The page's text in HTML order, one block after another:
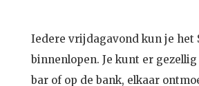
Iedere vrijdagavond kun je het
binnenlopen. Je kunt er
bar of op de bank, elkaar